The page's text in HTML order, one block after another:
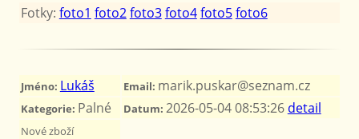
Fotky: foto1 foto2foto3foto4foto5foto6
Jméno: Lukáš Email: marik.puskar@seznam.cz
Kategorie: Palné Datum: 2026-05-04 08:53:26 detail
Nové zboží